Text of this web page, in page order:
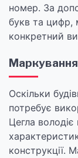
номер. За
букв та цифр,
конкретний
Маркування
Оскільки
потребує
Цегла
конструкції.